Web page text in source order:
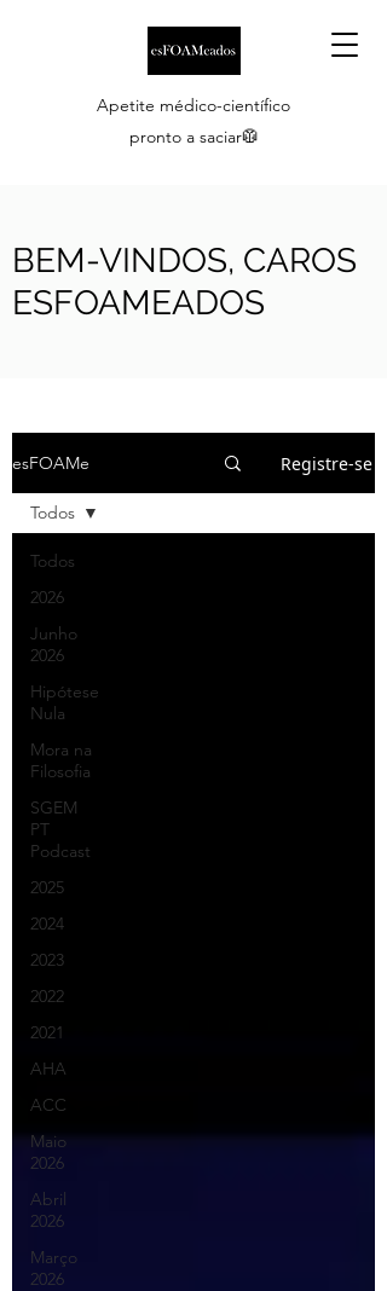
Apetite médico-científico
pronto a saciar🥼
BEM-VINDOS, CAROS
ESFOAMEADOS
esFOAMe Registre-se
Todos
2026
Junho
2026
Hipótese
Nula
Mora na
Filosofia
SGEM
PT
Podcast
2025
2024
2023
2022
2021
AHA
ACC
Maio
2026
Abril
2026
Março
2026
Todos